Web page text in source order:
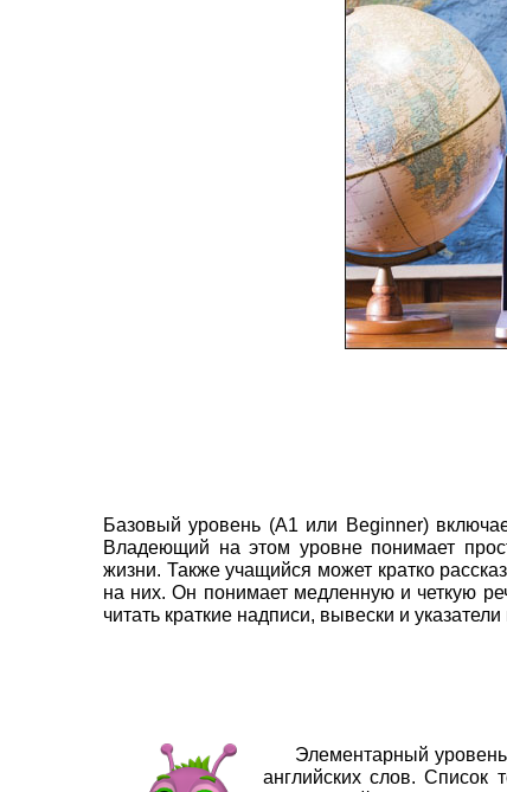
Базовый уровень (А1 или Beginner)
Владеющий на этом уровне понимает
жизни. Также учащийся может кратко
на них. Он понимает медленную и четкую
читать краткие надписи, вывески и
Элементарный уровень
английских слов. Список